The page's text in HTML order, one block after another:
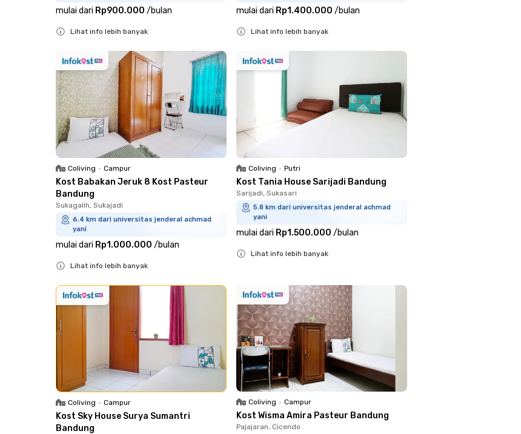
mulai dari Rp900.000 /bulan
Lihat info lebih banyak
mulai dari Rp1.400.000 /bulan
Lihat info lebih banyak
Coliving • Campur
Kost Babakan Jeruk 8 Kost Pasteur
Bandung
Sukagalih, Sukajadi
6.4 km dari universitas jenderal achmad
yani
mulai dari Rp1.000.000 /bulan
Lihat info lebih banyak
Coliving • Putri
Kost Tania House Sarijadi Bandung
Sarijadi, Sukasari
5.8 km dari universitas jenderal achmad
yani
mulai dari Rp1.500.000 /bulan
Lihat info lebih banyak
Coliving • Campur
Kost Sky House Surya Sumantri
Bandung
Coliving • Campur
Kost Wisma Amira Pasteur Bandung
Pajajaran, Cicendo